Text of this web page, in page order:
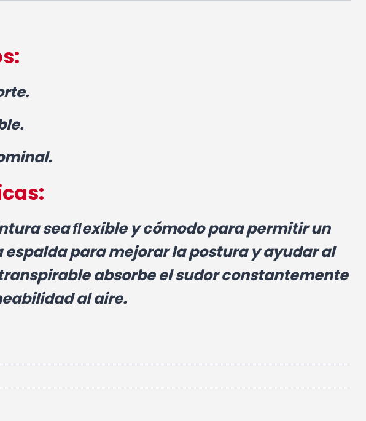
sea ﬂexible y cómodo para permitir un
para mejorar la postura y ayudar al
absorbe el sudor constantemente
al aire.